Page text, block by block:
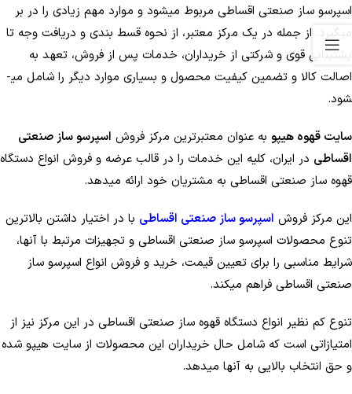
اسپرسو ساز صنعتی اقساطی مربوط می­شود و موارد مهم زیادی را در بر
می­گیرد. از جمله در یک مرکز معتبر، از نحوه قسط­ بندی و دریافت وجه تا
پشتیبانی قوی و شرکتی از خریداران، خدمات پس از فروش، تعهد به
اصالت کالا و تضمین کیفیت محصول و بسیاری موارد دیگر را شامل می­
شود.
سایت قهوه هیپو به عنوان معتبرترین مرکز فروش اسپرسو ساز صنعتی
اقساطی در ایران، کلیه این خدمات را در قالب عرضه و فروش انواع دستگاه
قهوه ساز صنعتی اقساطی به مشتریان خود ارائه می­دهد.
این مرکز فروش اسپرسو ساز صنعتی اقساطی با در اختیار داشتن بالاترین
تنوع محصولات اسپرسو ساز صنعتی اقساطی و تجهیزات مرتبط با آنها،
شرایط مناسبی را برای تعیین قیمت، خرید و فروش انواع اسپرسو ساز
صنعتی اقساطی فراهم می­کند.
تنوع کم ­نظیر انواع دستگاه قهوه ساز صنعتی اقساطی در این مرکز نیز از
امتیازاتی است که شامل حال خریداران این محصولات از سایت هیپو شده
و حق انتخاب بالایی به آنها می­دهد.